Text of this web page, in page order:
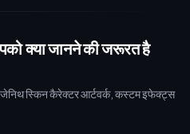
क्या जानने की जरूरत है